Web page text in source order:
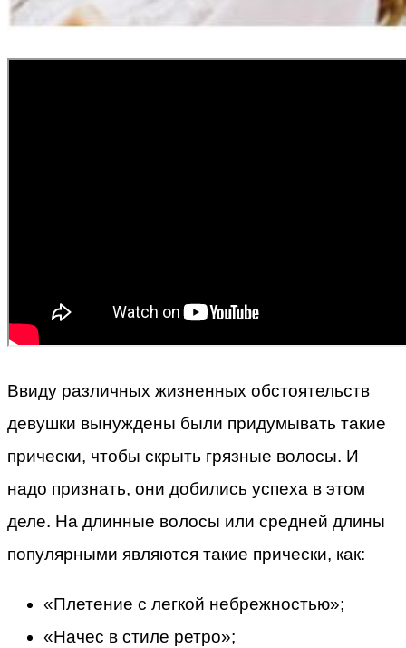
Ввиду различных жизненных обстоятельств
девушки вынуждены были придумывать такие
прически, чтобы скрыть грязные волосы. И
надо признать, они добились успеха в этом
деле. На длинные волосы или средней длины
популярными являются такие прически, как:
«Плетение с легкой небрежностью»;
«Начес в стиле ретро»;